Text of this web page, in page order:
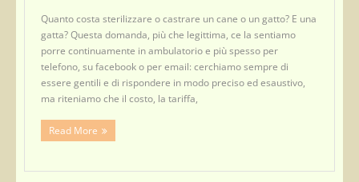
Quanto costa sterilizzare o castrare un cane o un gatto? E una
gatta? Questa domanda, più che legittima, ce la sentiamo
porre continuamente in ambulatorio e più spesso per
telefono, su facebook o per email: cerchiamo sempre di
essere gentili e di rispondere in modo preciso ed esaustivo,
ma riteniamo che il costo, la tariffa,
Read More